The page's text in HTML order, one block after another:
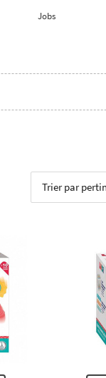
Jobs
Trier par